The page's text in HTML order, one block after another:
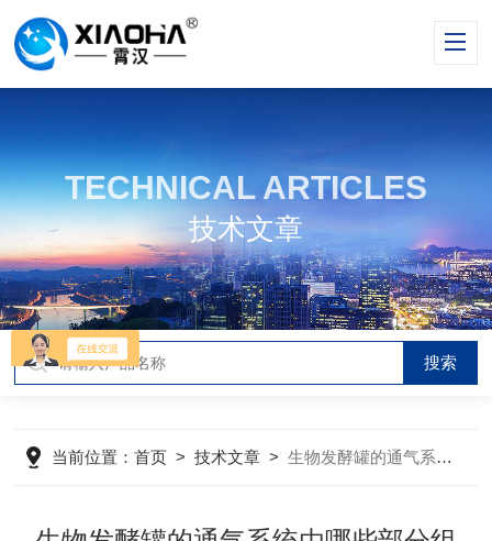
TECHNICAL ARTICLES
技术文章
当前位置：首页 >技术文章 >生物发酵罐的通气系统由哪些部分组成？